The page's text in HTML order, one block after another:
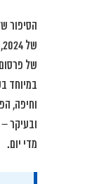
הסיפור
של
במיוחד
וחיפה,
ובעיקר
מדי יום.